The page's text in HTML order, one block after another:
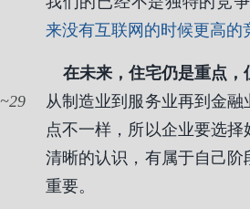
来没有互联网的时候更高的
在未来，住宅仍是重点
29
从制造业到服务业再到金
点不一样，所以企业要选
清晰的认识，有属于自己
重要。